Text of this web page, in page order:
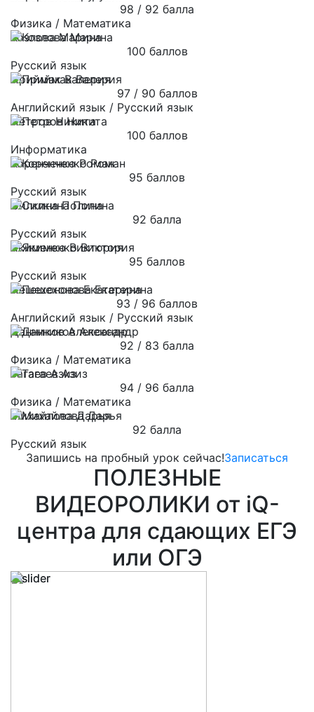
98 / 92 балла
Физика / Математика
Козлова Марина
100 баллов
Русский язык
Приймак Валерия
97 / 90 баллов
Английский язык / Русский язык
Петров Никита
100 баллов
Информатика
Коренченко Роман
95 баллов
Русский язык
Силкина Полина
92 балла
Русский язык
Якименко Виктория
95 баллов
Русский язык
Пешехонова Екатерина
93 / 96 баллов
Английский язык / Русский язык
Данников Александр
92 / 83 балла
Физика / Математика
Тагаев Азиз
94 / 96 балла
Физика / Математика
Михайлова Дарья
92 балла
Русский язык
Запишись на пробный урок сейчас!Записаться
ПОЛЕЗНЫЕ
ВИДЕОРОЛИКИ от iQ-
центра для сдающих ЕГЭ
или ОГЭ